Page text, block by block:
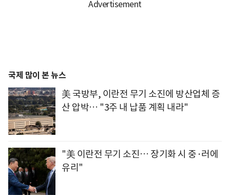
국제 많이 본 뉴스
美 국방부, 이란전 무기 소진에 방산업체 증
산 압박… "3주 내 납품 계획 내라"
"美 이란전 무기 소진… 장기화 시 중·러에
유리"